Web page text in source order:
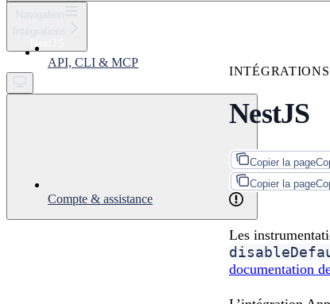
Get started
API, CLI & MCP
Compte & assistance
INTÉGRATIONS
NestJS
Copier la page
Copier la page
Les
documentation